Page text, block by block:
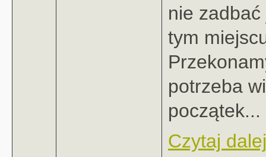
nie
tym
potrzeba
początek...
Czytaj